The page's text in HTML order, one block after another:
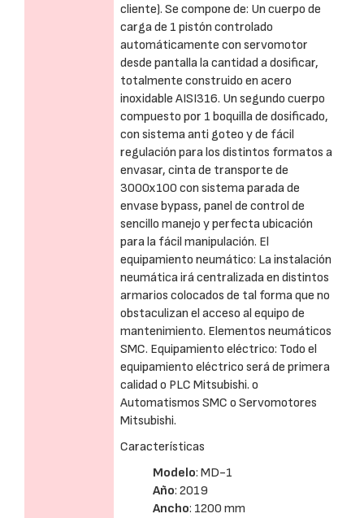
cliente). Se compone de: Un cuerpo de
carga de 1 pistón controlado
automáticamente con servomotor
desde pantalla la cantidad a dosificar,
totalmente construido en acero
inoxidable AISI316. Un segundo cuerpo
compuesto por 1 boquilla de dosificado,
con sistema anti goteo y de fácil
regulación para los distintos formatos a
envasar, cinta de transporte de
3000x100 con sistema parada de
envase bypass, panel de control de
sencillo manejo y perfecta ubicación
para la fácil manipulación. El
equipamiento neumático: La instalación
neumática irá centralizada en distintos
armarios colocados de tal forma que no
obstaculizan el acceso al equipo de
mantenimiento. Elementos neumáticos
SMC. Equipamiento eléctrico: Todo el
equipamiento eléctrico será de primera
calidad o PLC Mitsubishi. o
Automatismos SMC o Servomotores
Mitsubishi.
Características
Modelo: MD-1
Año: 2019
Ancho: 1200 mm